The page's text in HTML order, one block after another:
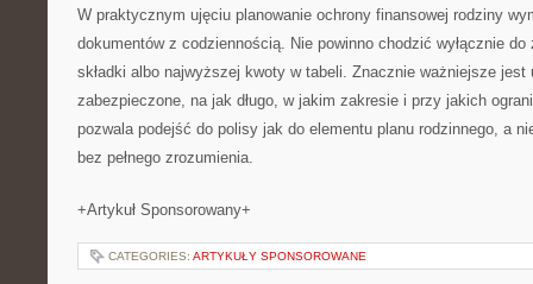
W praktycznym ujęciu planowanie ochrony finansowej rodziny
dokumentów z codziennością. Nie powinno chodzić wyłącznie
składki albo najwyższej kwoty w tabeli. Znacznie ważniejsze
zabezpieczone, na jak długo, w jakim zakresie i przy jakich
pozwala podejść do polisy jak do elementu planu rodzinnego, a
bez pełnego zrozumienia.
+Artykuł Sponsorowany+
CATEGORIES: ARTYKUŁY SPONSOROWANE